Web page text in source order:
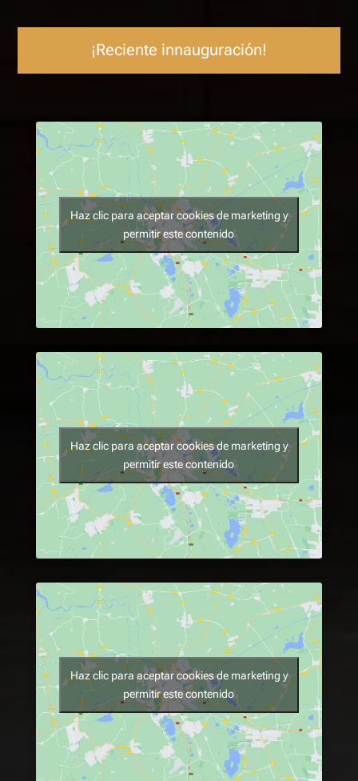
¡Reciente innauguración!
Haz clic para aceptar cookies de marketing y
permitir este contenido
Haz clic para aceptar cookies de marketing y
permitir este contenido
Haz clic para aceptar cookies de marketing y
permitir este contenido